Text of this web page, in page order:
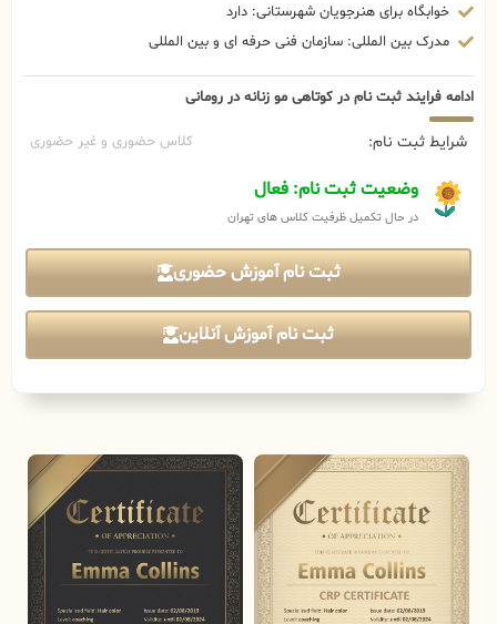
خوابگاه برای هنرجویان شهرستانی: دارد
مدرک بین المللی: سازمان فنی حرفه ای و بین المللی
ادامه فرایند ثبت نام در کوتاهی مو زنانه در رومانی
شرایط ثبت نام: کلاس حضوری و غیر حضوری
وضعیت ثبت نام: فعال
در حال تکمیل ظرفیت کلاس های تهران
ثبت نام آموزش حضوری
ثبت نام آموزش آنلاین